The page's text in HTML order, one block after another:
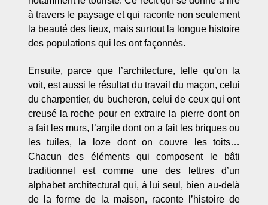
à travers le paysage et qui raconte non seulement
la beauté des lieux, mais surtout la longue histoire
des populations qui les ont façonnés.
Ensuite, parce que l’architecture, telle qu’on la
voit, est aussi le résultat du travail du maçon, celui
du charpentier, du bucheron, celui de ceux qui ont
creusé la roche pour en extraire la pierre dont on
a fait les murs, l’argile dont on a fait les briques ou
les tuiles, la loze dont on couvre les toits…
Chacun des éléments qui composent le bâti
traditionnel est comme une des lettres d’un
alphabet architectural qui, à lui seul, bien au-delà
de la forme de la maison, raconte l’histoire de